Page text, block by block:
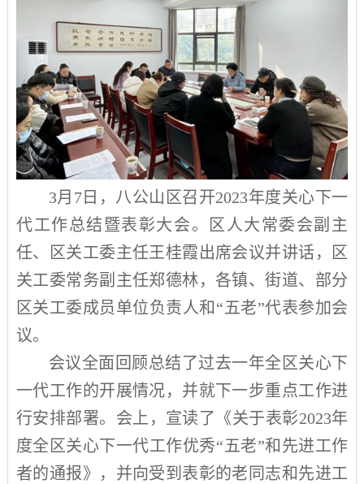
3月 7日，八公山区召开2023年度关心下一
代工作总结暨表彰大会。区人大常委会副主
任、区关工委主任王桂霞出席会议并讲话，区
关工委常务副主任郑德林，各镇、街道、部分
区关工委成员单位负责人和“五老”代表参加会
议。
会议全面回顾总结了过去一年全区关心下
一代工作的开展情况，并就下一步重点工作进
行安排部署。会上，宣读了《关于表彰2023年
度全区关心下一代工作优秀“五老”和先进工作
者的通报》，并向受到表彰的老同志和先进工